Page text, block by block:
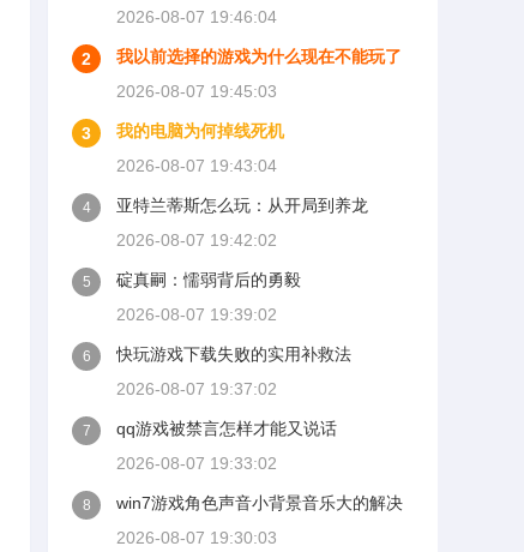
2026-08-07 19:46:04
2
我以前选择的游戏为什么现在不能玩了
2026-08-07 19:45:03
3
我的电脑为何掉线死机
2026-08-07 19:43:04
4
亚特兰蒂斯怎么玩：从开局到养龙
2026-08-07 19:42:02
5
碇真嗣：懦弱背后的勇毅
2026-08-07 19:39:02
6
快玩游戏下载失败的实用补救法
2026-08-07 19:37:02
7
qq游戏被禁言怎样才能又说话
2026-08-07 19:33:02
8
win7游戏角色声音小背景音乐大的解决
2026-08-07 19:30:03